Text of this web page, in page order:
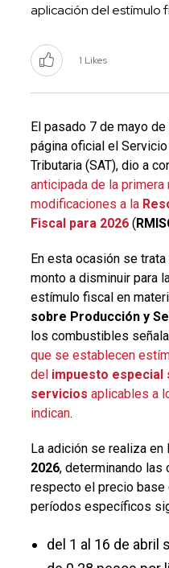
aplicación del estímulo
1 Likes
El pasado 7 de mayo
página oficial el
Tributaria (SAT), dio a
anticipada de la
modificaciones a la
Fiscal para 2026(
En esta ocasión se
monto a disminuir para
estímulo fiscal en
sobre Producción y
los combustibles
que se establecen
del impuesto especial
servicios aplicables a
indican.
La adición se realiza en
2026, determinando las
respecto el precio base
períodos específicos
del 1 al 16 de abril